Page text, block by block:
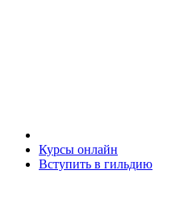
Курсы онлайн
Вступить в гильдию